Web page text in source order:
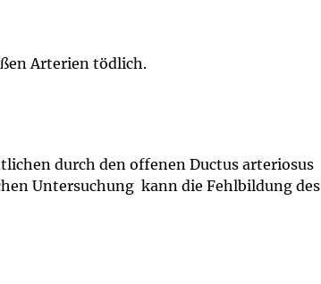
Arterien tödlich.
durch den offenen Ductus arteriosus
Untersuchung kann die Fehlbildung des